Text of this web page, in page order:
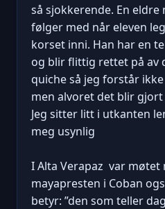
så sjokkerende. En eldre
følger med når eleven
korset inni. Han har en
og blir flittig rettet på av
quiche så jeg forstår
men alvoret det blir
Jeg sitter litt i utkanten
meg usynlig
I Alta Verapaz var møtet
mayapresten i Coban
betyr: ”den som teller